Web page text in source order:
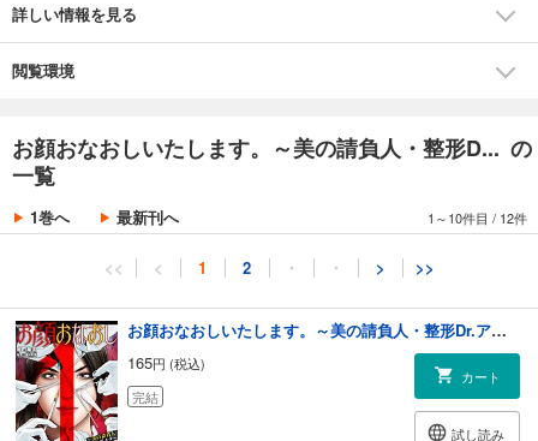
詳しい情報を見る
閲覧環境
お顔おなおしいたします。～美の請負人・整形D... の
一覧
1巻へ 最新刊へ 1～10件目 / 12件
<< < 1 2 ・ ・ > >>
お顔おなおしいたします。～美の請負人・整形Dr.アイラ～ 1
165円 (税込)
完結
カート
試し読み